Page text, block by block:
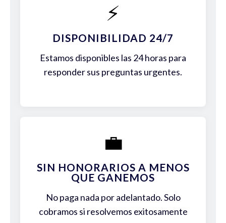
⚡
DISPONIBILIDAD 24/7
Estamos disponibles las 24 horas para
responder sus preguntas urgentes.
💼
SIN HONORARIOS A MENOS
QUE GANEMOS
No paga nada por adelantado. Solo
cobramos si resolvemos exitosamente